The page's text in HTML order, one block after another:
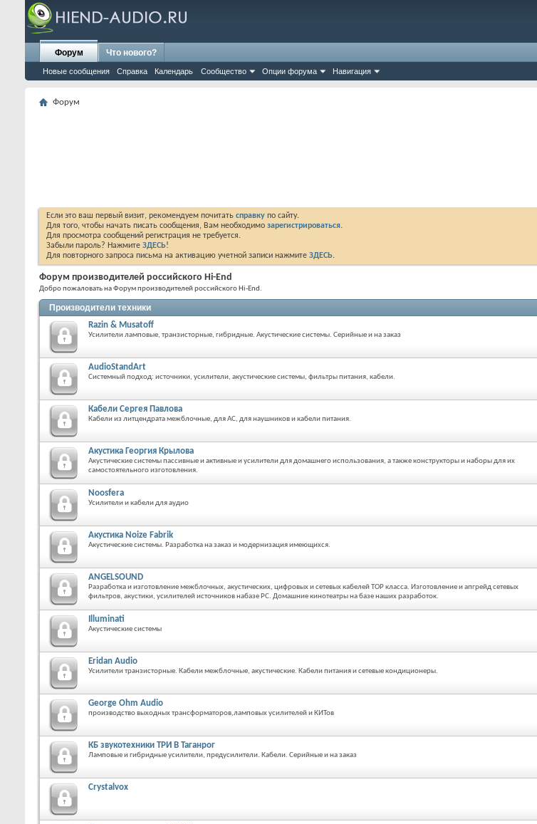
Форум
Новые сообщения Справка Календарь Сообщество Опции форума Навигация
Что нового?
Форум
Если это ваш первый визит, рекомендуем почитать справку по сайту.
Для того, чтобы начать писать сообщения, Вам необходимо зарегистрироваться.
Для просмотра сообщений регистрация не требуется.
Забыли пароль? Нажмите ЗДЕСЬ!
Для повторного запроса письма на активацию учетной записи нажмите ЗДЕСЬ.
Форум производителей российского Hi-End
Добро пожаловать на Форум производителей российского Hi-End.
Производители техники
Razin & Musatoff
Усилители ламповые, транзисторные, гибридные. Акустические системы. Серийные и на заказ
AudioStandArt
Системный подход: источники, усилители, акустические системы, фильтры питания, кабели.
Кабели Сергея Павлова
Кабели из литцендрата межблочные, для АС, для наушников и кабели питания.
Акустика Георгия Крылова
Акустические системы пассивные и активные и усилители для домашнего использования, а также конструкторы и наборы для их
самостоятельного изготовления.
Noosfera
Усилители и кабели для аудио
Акустика Noize Fabrik
Акустические системы. Разработка на заказ и модернизация имеющихся.
ANGELSOUND
Разработка и изготовление межблочных, акустических, цифровых и сетевых кабелей ТОР класса. Изготовление и апгрейд сетевых
фильтров, акустики, усилителей источников набазе РС. Домашние кинотеатры на базе наших разработок.
Illuminati
Акустические системы
Eridan Audio
Усилители транзисторные. Кабели межблочные, акустические. Кабели питания и сетевые кондиционеры.
George Ohm Audio
производство выходных трансформаторов,ламповых усилителей и КИТов
КБ звукотехники ТРИ В Таганрог
Ламповые и гибридные усилители, предусилители. Кабели. Серийные и на заказ
Crystalvox